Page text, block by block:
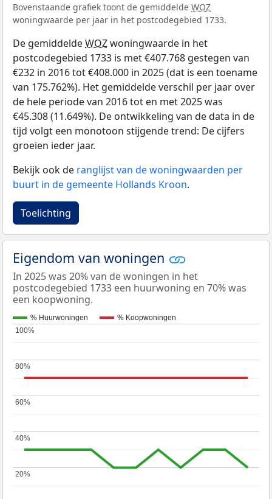
Bovenstaande grafiek toont de gemiddelde WOZ
woningwaarde per jaar in het postcodegebied 1733.
De gemiddeldeWOZwoningwaarde in het
postcodegebied 1733 is met €407.768 gestegen van
€232 in 2016 tot €408.000 in 2025 (dat is een toename
van 175.762%). Het gemiddelde verschil per jaar over
de hele periode van 2016 tot en met 2025 was
€45.308 (11.649%). De ontwikkeling van de data in de
tijd volgt een monotoon stijgende trend: De cijfers
groeien ieder jaar.
Bekijk ook de ranglijst van de woningwaarden per
buurt in de gemeente Hollands Kroon.
Toelichting
Eigendom van woningen
In 2025 was 20% van de woningen in het
postcodegebied 1733 een huurwoning en 70% was
een koopwoning.
% Huurwoningen % Koopwoningen
20%
20%
40%
40%
60%
60%
80%
80%
100%
100%